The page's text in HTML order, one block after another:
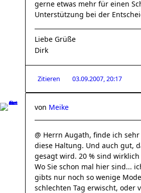
gerne etwas mehr für einen
Unterstützung bei der
Liebe Grüße
Dirk
Zitieren 03.09.2007, 20:17
von Meike
@ Herrn Augath, finde ich
diese Haltung. Und auch gut,
gesagt wird. 20 % sind
Wo Sie schon mal hier sind...
gibts nur noch so wenige
schlechten Tag erwischt, oder